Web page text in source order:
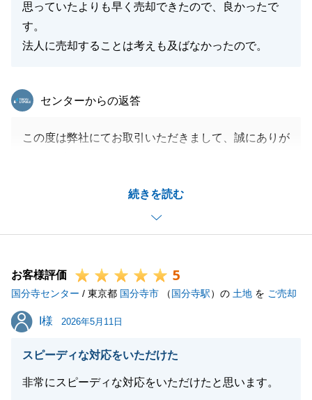
思っていたよりも早く売却できたので、良かったで
す。
法人に売却することは考えも及ばなかったので。
続きを読む
東急リバブル
センターからの返答
この度は弊社にてお取引いただきまして、誠にありが
でしたが、ご協力誠にありがとうございました。
今後もなにかございましたら何でもお気軽にご連絡下
さいませ。
た。
お客様評価 5
国分寺センター / 東京都 国分寺市 （国分寺駅）の 土地 を ご売却
I様
I様 2026年5月11日
スピーディな対応をいただけた
非常にスピーディな対応をいただけたと思います。